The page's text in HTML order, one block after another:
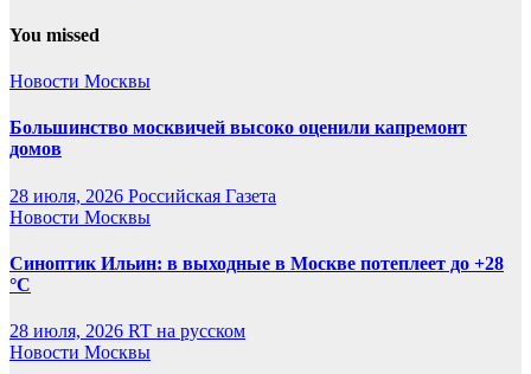
You missed
Новости Москвы
Большинство москвичей высоко оценили капремонт
домов
28 июля, 2026 Российская Газета
Новости Москвы
Синоптик Ильин: в выходные в Москве потеплеет до +28
°C
28 июля, 2026 RT на русском
Новости Москвы